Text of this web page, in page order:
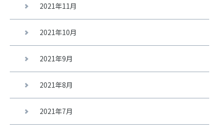
2021年11月
2021年10月
2021年9月
2021年8月
2021年7月